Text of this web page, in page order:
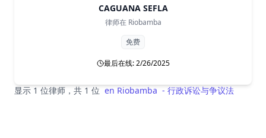
CAGUANA SEFLA
律师在 Riobamba
免费
最后在线: 2/26/2025
显示 1 位律师，共 1 位 en Riobamba - 行政诉讼与争议法